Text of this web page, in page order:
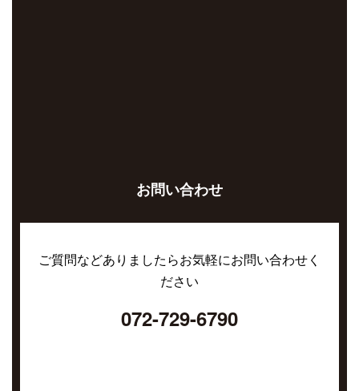
お問い合わせ
ご質問などありましたらお気軽にお問い合わせく
ださい
072-729-6790